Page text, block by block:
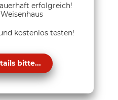
erfolgreich!
kostenlos testen!
bitte...